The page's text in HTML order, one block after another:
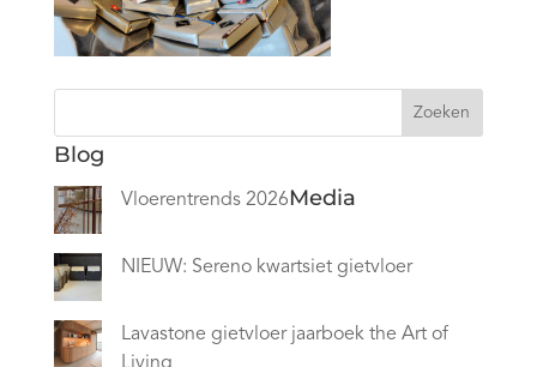
Zoeken
Blog
Vloerentrends 2026
NIEUW: Sereno kwartsiet gietvloer
Lavastone gietvloer jaarboek the Art of
Media